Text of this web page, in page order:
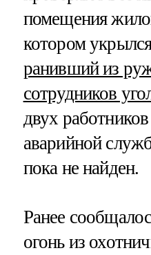
помещения
котором
ранивший из
сотрудников
двух
аварийной
пока не найден.
Ранее
огонь из